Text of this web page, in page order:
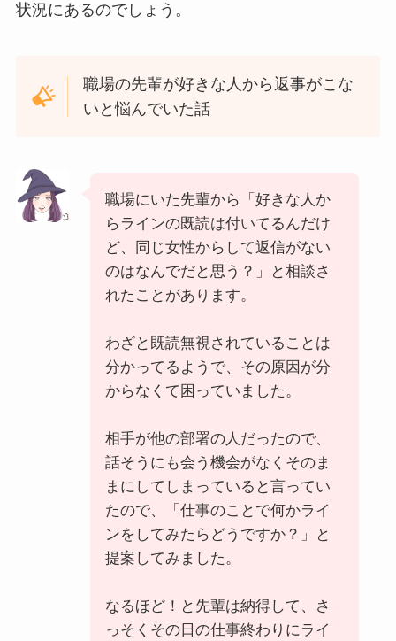
状況にあるのでしょう。
職場の先輩が好きな人から返事がこな
いと悩んでいた話
職場にいた先輩から「好きな人か
らラインの既読は付いてるんだけ
ど、同じ女性からして返信がない
のはなんでだと思う？」と相談さ
れたことがあります。
わざと既読無視されていることは
分かってるようで、その原因が分
からなくて困っていました。
相手が他の部署の人だったので、
話そうにも会う機会がなくそのま
まにしてしまっていると言ってい
たので、「仕事のことで何かライ
ンをしてみたらどうですか？」と
提案してみました。
なるほど！と先輩は納得して、さ
っそくその日の仕事終わりにライ